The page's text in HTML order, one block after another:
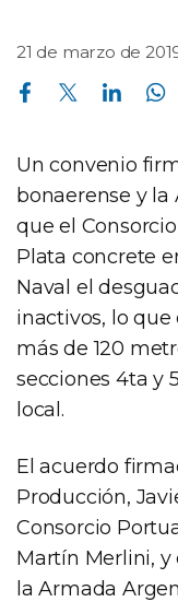
21 de marzo de
Compartir en Facebook Compartir en Twitter Compartir en Linkedin Compartir en Whatsapp
Un convenio
bonaerense y
que el
Plata concrete
Naval el
inactivos, lo
más de 120
secciones 4ta y
local.
El acuerdo
Producción,
Consorcio
Martín Merlini, y
la Armada